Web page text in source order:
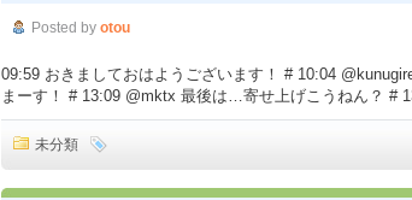
Posted by otou
09:59 おきましておはようございます！ # 10:04
まーす！ # 13:09 @mktx 最後は…寄せ上げこうねん？ #
未分類